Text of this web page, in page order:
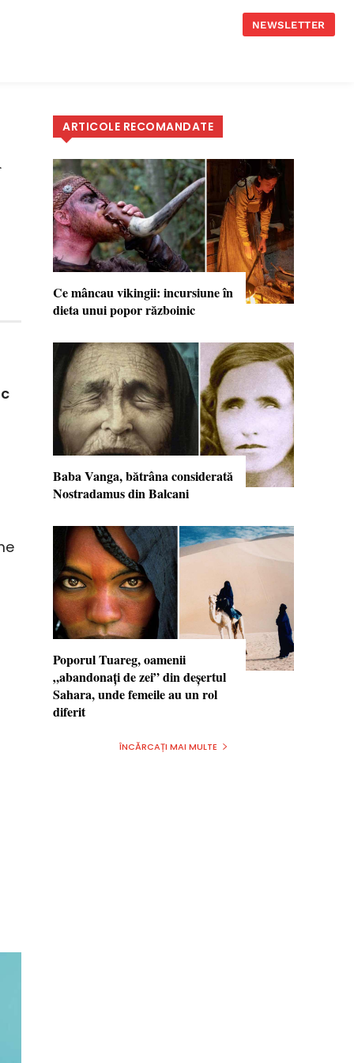
NEWSLETTER
ARTICOLE RECOMANDATE
Ce mâncau vikingii: incursiune în
dieta unui popor războinic
Baba Vanga, bătrâna considerată
Nostradamus din Balcani
Poporul Tuareg, oamenii
„abandonaţi de zei” din deşertul
Sahara, unde femeile au un rol
diferit
ÎNCĂRCAȚI MAI MULTE